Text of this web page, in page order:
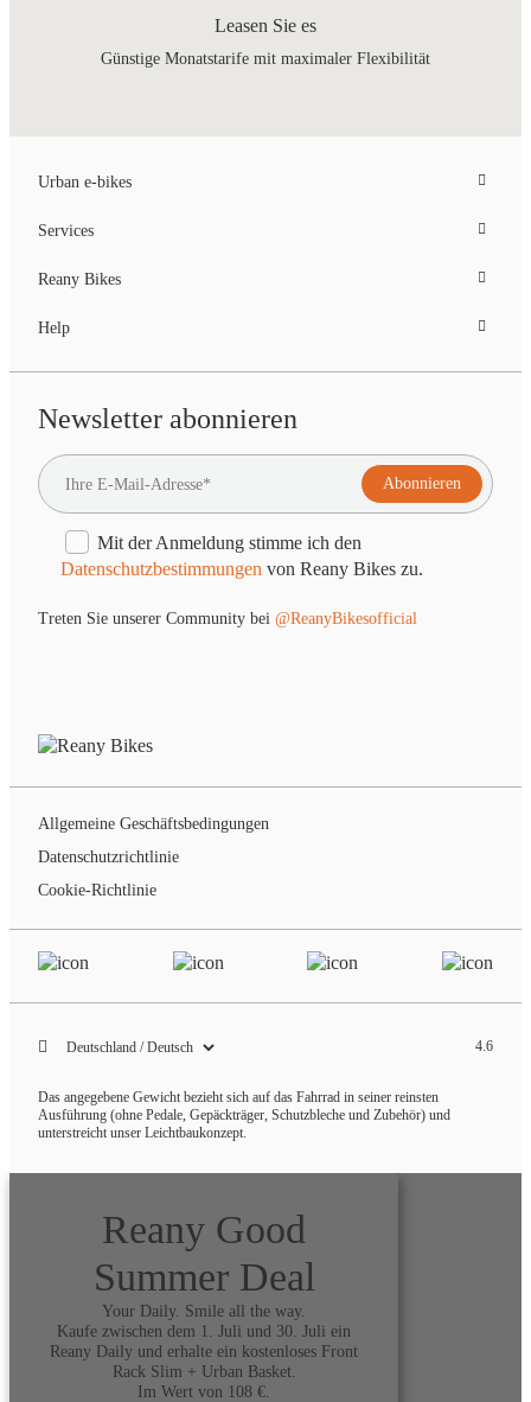
Leasen Sie es
Günstige Monatstarife mit maximaler Flexibilität
Urban e-bikes
Services
Reany Bikes
Help
Newsletter abonnieren
Mit der Anmeldung stimme ich den
Datenschutzbestimmungen von Reany Bikes zu.
Treten Sie unserer Community bei @ReanyBikesofficial
Allgemeine Geschäftsbedingungen
Datenschutzrichtlinie
Cookie-Richtlinie
4.6
Das angegebene Gewicht bezieht sich auf das Fahrrad in seiner reinsten
Ausführung (ohne Pedale, Gepäckträger, Schutzbleche und Zubehör) und
unterstreicht unser Leichtbaukonzept.
Reany Good
Summer Deal
Your Daily. Smile all the way.
Kaufe zwischen dem 1. Juli und 30. Juli ein
Reany Daily und erhalte ein kostenloses Front
Rack Slim + Urban Basket.
Im Wert von 108 €.